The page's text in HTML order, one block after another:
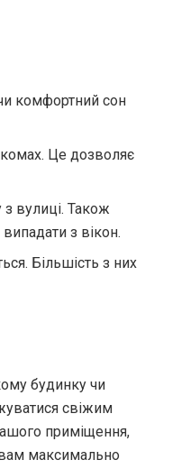
комфортний сон
Це дозволяє
вулиці. Також
з вікон.
Більшість з них
будинку чи
свіжим
приміщення,
максимально